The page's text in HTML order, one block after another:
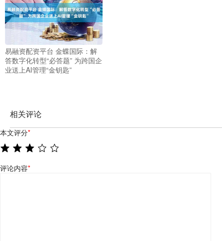
易融资配资平台 金蝶国际：解
答数字化转型“必答题” 为跨国企
业送上AI管理“金钥匙”
相关评论
本文评分*
评论内容*